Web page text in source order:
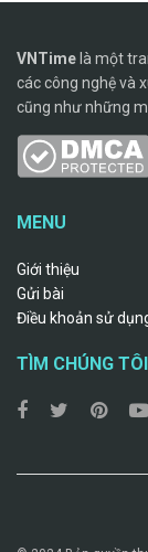
VNTime là một
các công nghệ và
cũng như những
MENU
Giới thiệu
Gửi bài
Điều khoản sử
TÌM CHÚNG